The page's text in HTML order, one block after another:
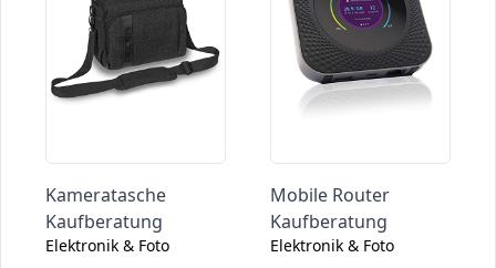
Kameratasche
Kaufberatung
Elektronik & Foto
Mobile Router
Kaufberatung
Elektronik & Foto